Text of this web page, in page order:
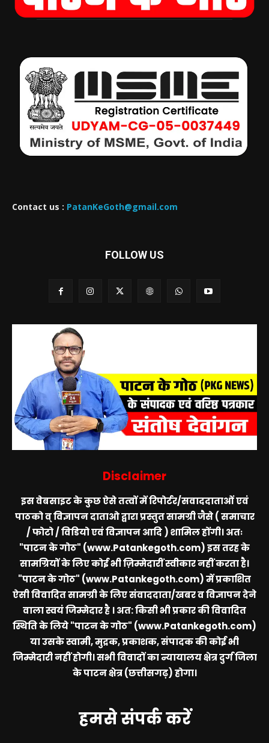
Contact us : PatanKeGoth@gmail.com
FOLLOW US
Disclaimer
इस वेबसाइट के कुछ ऐसे तत्वों में रिपोर्टर/सवाददाताओं एवं
पाठको व् विज्ञापन दाताओ द्वारा प्रस्तुत सामग्री जैसे ( समाचार
/ फोटो / विडियो एवं विज्ञापन आदि ) शामिल होंगी। अतः
"पाटन के गोठ" (www.Patankegoth.com)इस तरह के
सामग्रियों के लिए कोई भी ज़िम्मेदारीं स्वीकार नहीं करता है।
"पाटन के गोठ" (www.Patankegoth.com)में प्रकाशित
ऐसी विवादित सामग्री के लिए संवाददाता/खबर व विज्ञापन देने
वाला स्वयं जिम्मेदार है । अत: किसी भी प्रकार की विवादित
स्थिति के लिये"पाटन के गोठ" (www.Patankegoth.com)
या उसके स्वामी, मुद्रक, प्रकाशक, संपादक की कोई भी
जिम्मेदारी नहीं होगी। सभी विवादों का न्यायालय क्षेत्र दुर्ग जिला
के पाटन क्षेत्र (छत्तीसगढ़) होगा।
हमसे संपर्क करें